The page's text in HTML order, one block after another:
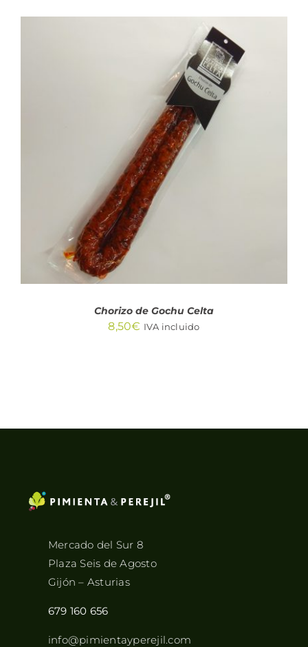
AÑADIR AL CARRITO
Chorizo de Gochu Celta
8,50€ IVA incluido
Mercado del Sur 8
Plaza Seis de Agosto
Gijón – Asturias
679 160 656
info@pimientayperejil.com